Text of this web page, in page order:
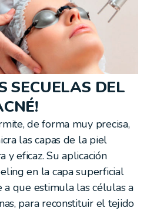
SECUELAS DEL
de forma muy precisa,
las capas de la piel
y eficaz. Su aplicación
en la capa superficial
a que estimula las células a
para reconstituir el tejido